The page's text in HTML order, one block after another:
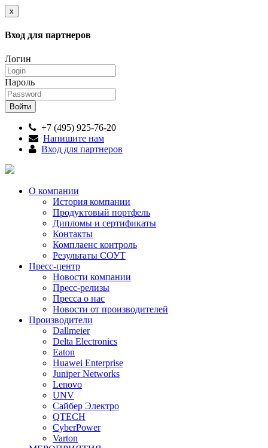
x
Вход для партнеров
Логин
Пароль
+7 (495) 925-76-20
Напишите нам
Вход для партнеров
О компании
История компании
Продуктовый портфель
Дипломы и сертификаты
Контакты
Комплаенс контроль
Результаты СОУТ
Пресс-центр
Новости компании
Пресс-релизы
Пресса о нас
Новости от производителей
Производители
Dallmeier
Delta Electronics
Eaton
Huawei Enterprise
Juniper Networks
Lenovo
UNV
Сайбер Электро
QTECH
CyberPower
Varton